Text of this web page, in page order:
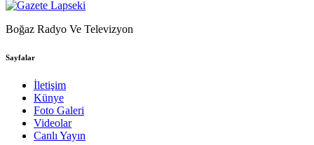
Boğaz Radyo Ve Televizyon
Sayfalar
İletişim
Künye
Foto Galeri
Videolar
Canlı Yayın